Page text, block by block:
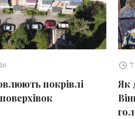
покрівлі
Як